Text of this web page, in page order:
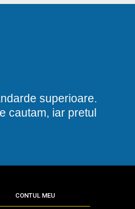
superioare.
cautam, iar pretul
CONTUL MEU